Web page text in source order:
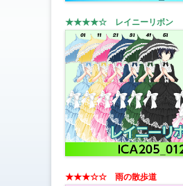
★★★★☆ レイニーリボン
★★★☆☆ 雨の散歩道